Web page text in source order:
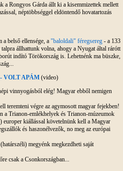
a Rongyos Gárda állt ki a kisemmizettek mellett
néptöbbséggel eldöntendő hovatartozás
a belső ellensége, a "baloldali" féregsereg- a 133
állhattunk volna, ahogy a Nyugat által rárótt
indító Törökország is. Lehetnénk ma büszke,
- VOLT APÁM (video)
vinnyogásból elég! Magyar ebből nemigen
teremteni végre az agymosott magyar fejekben!
a Trianon-emlékhelyek és Trianon-múzeumok
europer kiállással követelnünk kell a Magyar
és haszonélvezők, no meg az európai
megyénk megkezdheti saját
csak a Csonkországban...